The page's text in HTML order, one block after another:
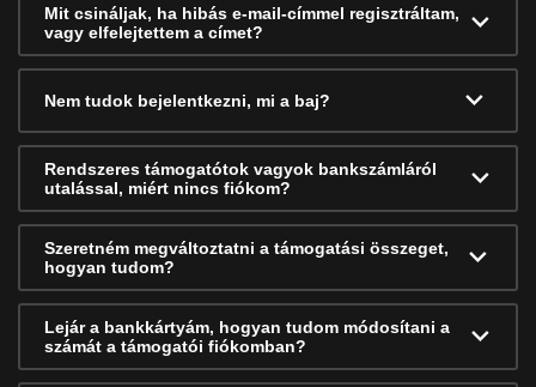
Mit csináljak, ha hibás e-mail-címmel regisztráltam,
vagy elfelejtettem a címet?
Nem tudok bejelentkezni, mi a baj?
Rendszeres támogatótok vagyok bankszámláról
utalással, miért nincs fiókom?
Szeretném megváltoztatni a támogatási összeget,
hogyan tudom?
Lejár a bankkártyám, hogyan tudom módosítani a
számát a támogatói fiókomban?